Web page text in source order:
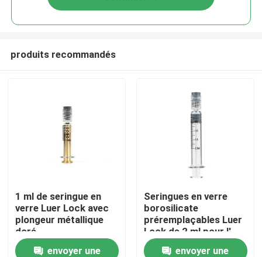
Maison
produits recommandés
1 ml de seringue en
verre Luer Lock avec
plongeur métallique
doré
envoyer une
Seringues en verre
borosilicate
préremplaçables Luer
Lock de 2 ml pour l'
huile essentielle
envoyer une